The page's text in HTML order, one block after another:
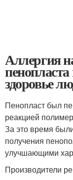
Аллергия
здоровье
Пенопласт был
реакцией
За это время
получения
улучшающими
Производители